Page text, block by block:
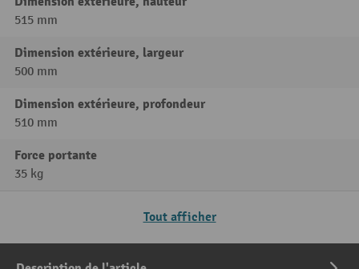
515 mm
Dimension extérieure, largeur
500 mm
Dimension extérieure, profondeur
510 mm
Force portante
35 kg
Tout afficher